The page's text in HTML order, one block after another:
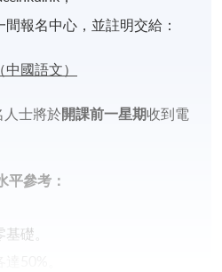
報名中心，並註明交給：
國語文）
士將於開課前一星期收到電
平參考：
礎。